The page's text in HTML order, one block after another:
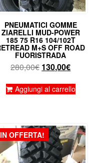
PNEUMATICI GOMME
ZIARELLI MUD-POWER
185 75 R16 104/102T
M+S OFF ROAD
FUORISTRADA
280,00€ Il
originale
130,00€Il
attuale
Aggiungi al carrello
IN OFFERTA!